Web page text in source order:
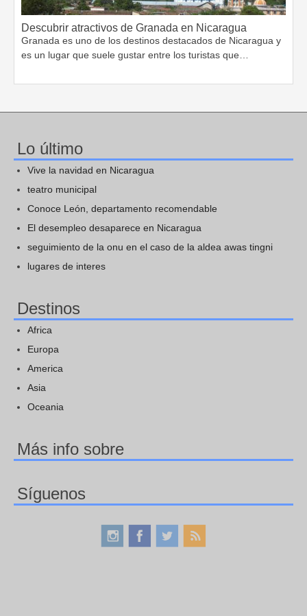
Descubrir atractivos de Granada en Nicaragua
Granada es uno de los destinos destacados de Nicaragua y
es un lugar que suele gustar entre los turistas que…
Lo último
Vive la navidad en Nicaragua
teatro municipal
Conoce León, departamento recomendable
El desempleo desaparece en Nicaragua
seguimiento de la onu en el caso de la aldea awas tingni
lugares de interes
Destinos
Africa
Europa
America
Asia
Oceania
Más info sobre
Síguenos